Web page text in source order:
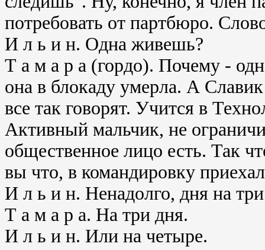
потребовать от партбюро.
И л ь и н. Одна живешь?
Т а м а р а (гордо). Почему -
она в блокаду умерла. А
все так говорят. Учится в
Активный мальчик, не
общественное лицо есть. Так
вы что, в командировку
И л ь и н. Ненадолго, дня на
Т а м а р а. На три дня.
И л ь и н. Или на четыре.